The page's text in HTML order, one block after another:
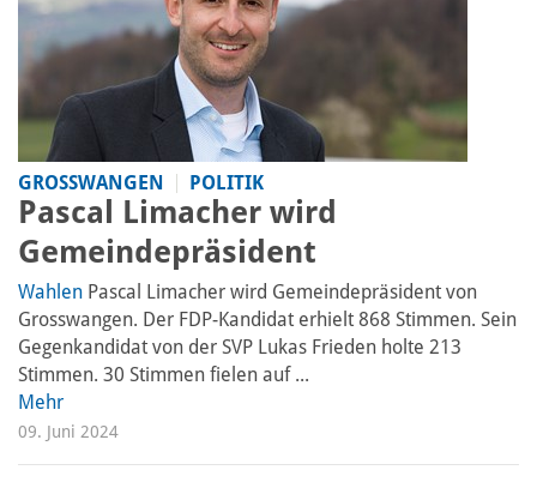
GROSSWANGEN POLITIK
Pascal Limacher wird
Gemeindepräsident
Wahlen Pascal Limacher wird Gemeindepräsident von
Grosswangen. Der FDP-Kandidat erhielt 868 Stimmen. Sein
Gegenkandidat von der SVP Lukas Frieden holte 213
Stimmen. 30 Stimmen fielen auf ...
Mehr
09. Juni 2024